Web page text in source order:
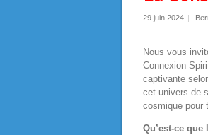
29 juin 2024 |
Nous vous
Connexion
captivante
cet univers de
cosmique pour
Qu’est-ce